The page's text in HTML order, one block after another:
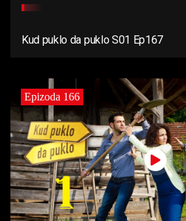
Kud puklo da puklo S01 Ep167
Epizoda 166